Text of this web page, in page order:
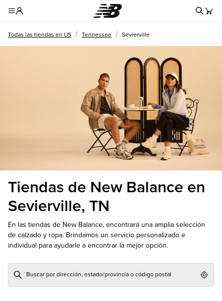
Todas las tiendas en US / Tennessee / Sevierville
Tiendas de New Balance en
Sevierville, TN
En las tiendas de New Balance, encontrará una amplia selección
de calzado y ropa. Brindamos un servicio personalizado e
individual para ayudarle a encontrar la mejor opción.